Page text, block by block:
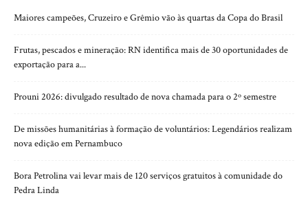
Maiores campeões, Cruzeiro e Grêmio vão às quartas da Copa do Brasil
Frutas, pescados e mineração: RN identifica mais de 30 oportunidades de
exportação para a...
Prouni 2026: divulgado resultado de nova chamada para o 2º semestre
De missões humanitárias à formação de voluntários: Legendários realizam
nova edição em Pernambuco
Bora Petrolina vai levar mais de 120 serviços gratuitos à comunidade do
Pedra Linda